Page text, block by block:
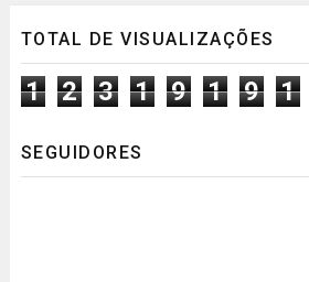
TOTAL DE VISUALIZAÇÕES
1 2 3 1 9 1 9 1
SEGUIDORES